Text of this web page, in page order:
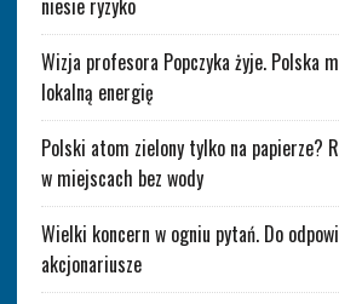
niesie ryzyko
Wizja profesora Popczyka żyje. Polska
lokalną energię
Polski atom zielony tylko na papierze?
w miejscach bez wody
Wielki koncern w ogniu pytań. Do
akcjonariusze